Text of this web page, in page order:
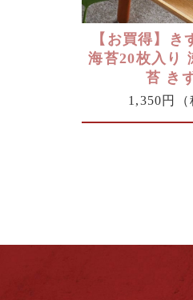
【お買得】き
海苔20枚入り
苔 き
1,350円